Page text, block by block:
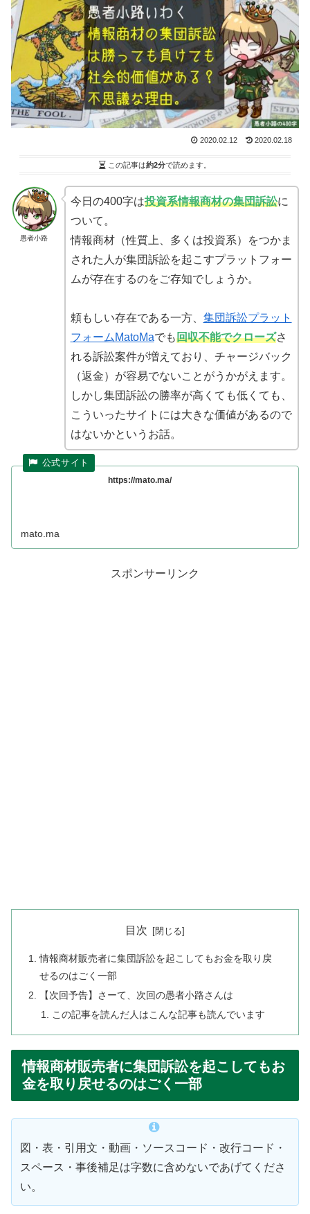
2020.02.12 2020.02.18
この記事は約2分で読めます。
愚者小路
今日の400字は投資系情報商材の集団訴訟に
ついて。
情報商材（性質上、多くは投資系）をつかま
された人が集団訴訟を起こすプラットフォー
ムが存在するのをご存知でしょうか。
頼もしい存在である一方、 集団訴訟プラット
フォームMatoMaでも回収不能でクローズさ
れる訴訟案件が増えており、チャージバック
（返金）が容易でないことがうかがえます。
しかし集団訴訟の勝率が高くても低くても、
こういったサイトには大きな価値があるので
はないかというお話。
https://mato.ma/
mato.ma
スポンサーリンク
目次
情報商材販売者に集団訴訟を起こしてもお金を取り戻
せるのはごく一部
【次回予告】さーて、次回の愚者小路さんは
この記事を読んだ人はこんな記事も読んでいます
情報商材販売者に集団訴訟を起こしてもお
金を取り戻せるのはごく一部
図・表・引用文・動画・ソースコード・改行コード・
スペース・事後補足は字数に含めないであげてくださ
い。